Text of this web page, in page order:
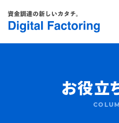
お役立